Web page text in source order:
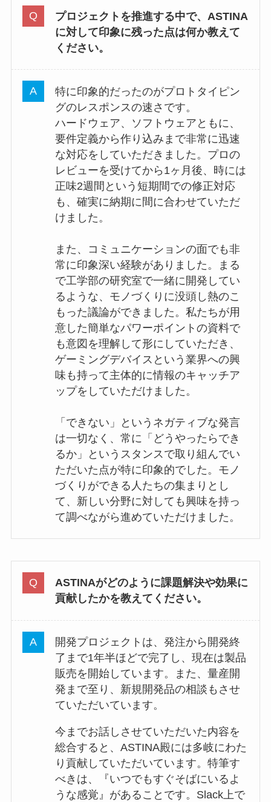
プロジェクトを推進する中で、ASTINA
に対して印象に残った点は何か教えて
ください。
特に印象的だったのがプロトタイピン
グのレスポンスの速さです。
ハードウェア、ソフトウェアともに、
要件定義から作り込みまで非常に迅速
な対応をしていただきました。プロの
レビューを受けてから1ヶ月後、時には
正味2週間という短期間での修正対応
も、確実に納期に間に合わせていただ
けました。
また、コミュニケーションの面でも非
常に印象深い経験がありました。まる
で工学部の研究室で一緒に開発してい
るような、モノづくりに没頭し熱のこ
もった議論ができました。私たちが用
意した簡単なパワーポイントの資料で
も意図を理解して形にしていただき、
ゲーミングデバイスという業界への興
味も持って主体的に情報のキャッチア
ップをしていただけました。
「できない」というネガティブな発言
は一切なく、常に「どうやったらでき
るか」というスタンスで取り組んでい
ただいた点が特に印象的でした。モノ
づくりができる人たちの集まりとし
て、新しい分野に対しても興味を持っ
て調べながら進めていただけました。
ASTINAがどのように課題解決や効果に
貢献したかを教えてください。
開発プロジェクトは、発注から開発終
了まで1年半ほどで完了し、現在は製品
販売を開始しています。また、量産開
発まで至り、新規開発品の相談もさせ
ていただいています。
今までお話しさせていただいた内容を
総合すると、ASTINA殿には多岐にわた
り貢献していただいています。特筆す
べきは、『いつでもすぐそばにいるよ
うな感覚』があることです。Slack上で